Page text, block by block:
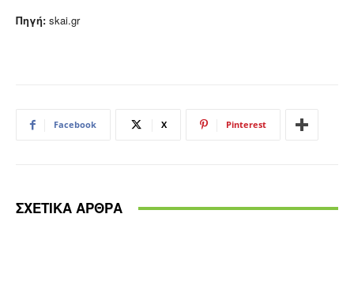
Πηγή: skai.gr
Facebook X Pinterest
ΣΧΕΤΙΚΑ ΑΡΘΡΑ